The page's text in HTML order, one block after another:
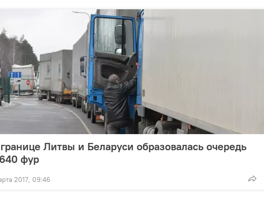
Литвы и Беларуси образовалась очередь
фур
2017, 09:46